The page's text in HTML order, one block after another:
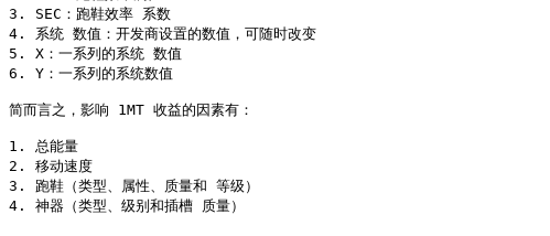
3. SEC：跑鞋效率 系数
4. 系统 数值：开发商设置的数值，可随时改变
5. X：一系列的系统 数值
6. Y：一系列的系统数值
简而言之，影响 1MT 收益的因素有：
1. 总能量
2. 移动速度
3. 跑鞋（类型、属性、质量和 等级）